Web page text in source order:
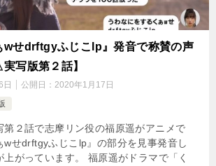
wせdrftgyふじこlp』発音で称賛の声
写版第２話】
日 公開日： 2020年1月17日
２話で志摩リン役の福原遥がアニメで
wせdrftgyふじこlp』の部分を見事発音し
上がっています。 福原遥がドラマで「く